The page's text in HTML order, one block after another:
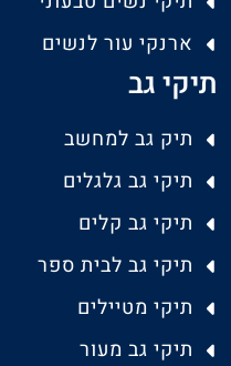
ארנקי עור לנשים
תיקי גב
תיק גב למחשב
תיקי גב גלגלים
תיקי גב קלים
תיקי גב לבית ספר
תיקי מטיילים
תיקי גב מעור